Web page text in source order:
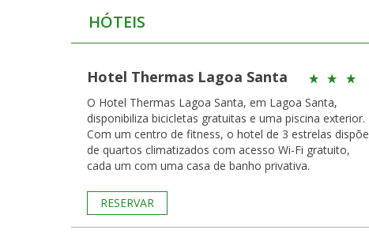
HÓTEIS
Hotel Thermas Lagoa Santa
O Hotel Thermas Lagoa Santa, em Lagoa Santa,
disponibiliza bicicletas gratuitas e uma piscina exterior.
Com um centro de fitness, o hotel de 3 estrelas dispõe
de quartos climatizados com acesso Wi-Fi gratuito,
cada um com uma casa de banho privativa.
RESERVAR